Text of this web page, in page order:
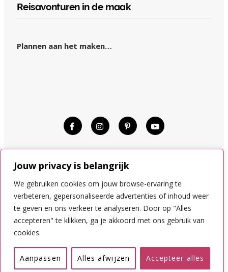
Jouw privacy is belangrijk
We gebruiken cookies om jouw browse-ervaring te
verbeteren, gepersonaliseerde advertenties of inhoud weer
te geven en ons verkeer te analyseren. Door op "Alles
accepteren" te klikken, ga je akkoord met ons gebruik van
cookies.
Aanpassen Alles afwijzen Accepteer alles
Reisavonturen in de maak
Plannen aan het maken…
DISCLAIMER
COOKIES
PRIVACYVOORWAARDEN
NAAR BOVEN
Nederlands English